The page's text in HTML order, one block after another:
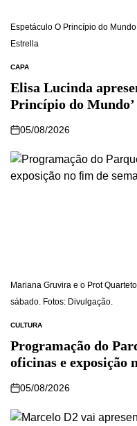
Espetáculo O Princípio do
Estrella
CAPA
Elisa Lucinda
Princípio do Mundo’
05/08/2026
Mariana Gruvira e o Prot
sábado. Fotos: Divulgação.
CULTURA
Programação do
oficinas e exposição
05/08/2026